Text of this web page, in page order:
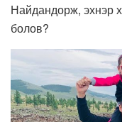
Найдандорж, эхнэр
болов?